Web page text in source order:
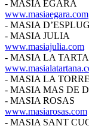
- MASIA EGARA
www.masiaegara.com
- MASIA
- MASIA JULIA
www.masiajulia.com
- MASIA LA
- MASIA LA
- MASIA MAS DE
- MASIA ROSAS
www.masiarosas.com
- MASIA SANT